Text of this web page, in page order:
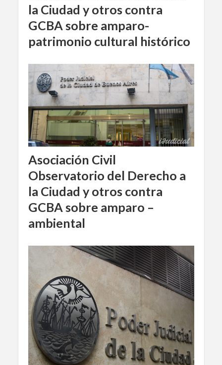
la Ciudad y otros contra
GCBA sobre amparo-
patrimonio cultural histórico
Asociación Civil
Observatorio del Derecho a
la Ciudad y otros contra
GCBA sobre amparo –
ambiental